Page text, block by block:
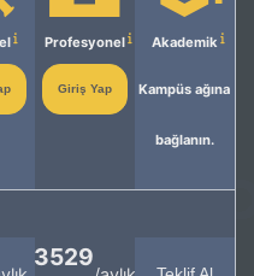
Profesyonel
Giriş Yap
Akademik
Kampüs ağına
bağlanın.
3529